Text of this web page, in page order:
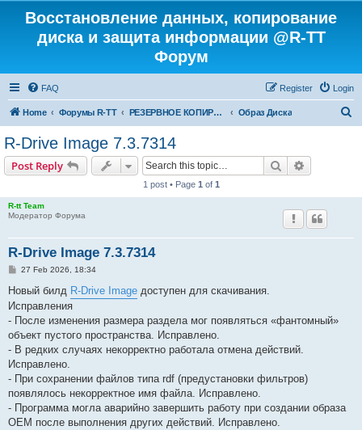
Восстановление данных, копирование
диска и защита информации @R-TT
Форум
FAQ Login
Register
Home Форумы R-TT РЕЗЕРВНОЕ КОПИРОВАНИЕ И ВОССТАНОВЛЕНИЕ СИСТЕМ Образ Диска
R-Drive Image 7.3.7314
Post Reply Search
1 post • Page 1 of 1
R-tt Team
Модератор Форума
R-Drive Image 7.3.7314
P
s
27 Feb 2026, 18:34
Новый билд R-Drive Image доступен для скачивания.
Исправления
- После изменения размера раздела мог появляться «фантомный»
объект пустого пространства. Исправлено.
- В редких случаях некорректно работала отмена действий.
Исправлено.
- При сохранении файлов типа rdf (предустановки фильтров)
появлялось некорректное имя файла. Исправлено.
- Программа могла аварийно завершить работу при создании образа
OEM после выполнения других действий. Исправлено.